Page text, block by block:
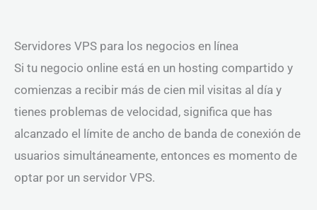
Servidores VPS para los negocios en línea
Si tu negocio online está en un hosting compartido y
comienzas a recibir más de cien mil visitas al día y
tienes problemas de velocidad, significa que has
alcanzado el límite de ancho de banda de conexión de
usuarios simultáneamente, entonces es momento de
optar por un servidor VPS.